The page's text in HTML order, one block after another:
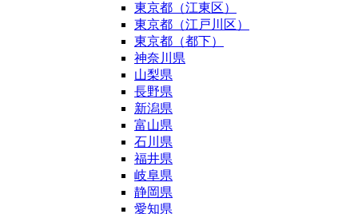
東京都（江東区）
東京都（江戸川区）
東京都（都下）
神奈川県
山梨県
長野県
新潟県
富山県
石川県
福井県
岐阜県
静岡県
愛知県